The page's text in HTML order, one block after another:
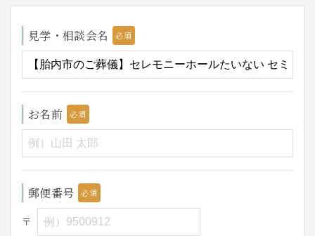
見学・相談会名
お名前
郵便番号
〒